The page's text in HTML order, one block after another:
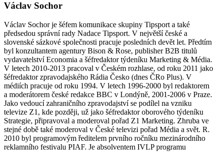
Václav Sochor
Václav Sochor je šéfem komunikace skupiny Tipsport a také
předsedou správní rady Nadace Tipsport. V největší české a
slovenské sázkové společnosti pracuje posledních devět let. Předtím
byl konzultantem agentury Bison & Rose, publisher B2B titulů
vydavatelství Economia a šéfredaktor týdeníku Marketing & Média.
V letech 2010-2013 pracoval v Českém rozhlase, od roku 2011 jako
šéfredaktor zpravodajského Rádia Česko (dnes ČRo Plus). V
médiích pracuje od roku 1994. V letech 1996-2000 byl redaktorem
a moderátorem české redakce BBC v Londýně, 2001-2006 v Praze.
Jako vedoucí zahraničního zpravodajství se podílel na vzniku
televize Z1, kde později, už jako šéfredaktor oborového týdeníku
Strategie, připravoval a moderoval pořad Z1 Marketing. Zhruba ve
stejné době také moderoval v České televizi pořad Média a svět. R.
2010 byl programovým ředitelem prvního ročníku mezinárodního
reklamního festivalu PIAF. Je absolventem IVLP programu